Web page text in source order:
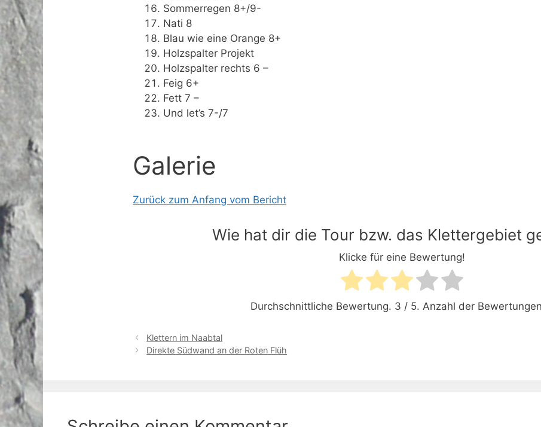
Sommerregen 8+/9-
Nati 8
Blau wie eine Orange 8+
Holzspalter Projekt
Holzspalter rechts 6 –
Feig 6+
Fett 7 –
Und let’s 7-/7
Galerie
Zurück zum Anfang vom Bericht
Wie hat dir die Tour bzw. das Klettergebiet
Klicke für eine Bewertung!
Durchschnittliche Bewertung. 3 / 5. Anzahl der
Klettern im Naabtal
Direkte Südwand an der Roten Flüh